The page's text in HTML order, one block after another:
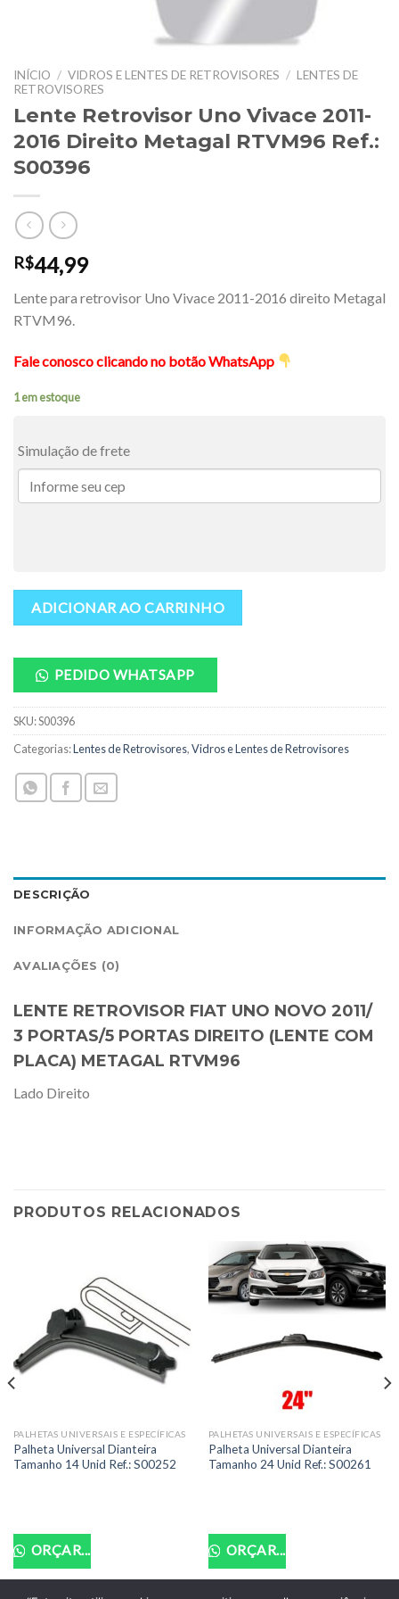
INÍCIO / VIDROS E LENTES DE RETROVISORES / LENTES DE
RETROVISORES
Lente Retrovisor Uno Vivace 2011-
2016 Direito Metagal RTVM96 Ref.:
S00396
R$44,99
Lente para retrovisor Uno Vivace 2011-2016 direito Metagal
RTVM96.
Fale conosco clicando no botão WhatsApp
1 em estoque
Simulação de frete
ADICIONAR AO CARRINHO
PEDIDO WHATSAPP
SKU:S00396
Categorias:Lentes de Retrovisores,Vidros e Lentes de Retrovisores
DESCRIÇÃO
INFORMAÇÃO ADICIONAL
AVALIAÇÕES (0)
LENTE RETROVISOR FIAT UNO NOVO 2011/
3 PORTAS/5 PORTAS DIREITO (LENTE COM
PLACA) METAGAL RTVM96
Lado Direito
PRODUTOS RELACIONADOS
PALHETAS UNIVERSAIS E ESPECÍFICAS
Palheta Universal Dianteira
Tamanho 14 Unid Ref.: S00252
ORÇAR...
PALHETAS UNIVERSAIS E ESPECÍFICAS
Palheta Universal Dianteira
Tamanho 24 Unid Ref.: S00261
ORÇAR...